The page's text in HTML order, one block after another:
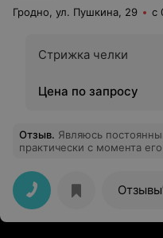
Гродно, ул. Пушкина, 29 с
Стрижка челки
Цена по запросу
Отзыв. Являюсь
практически с момента
замечательные сотрудники
Администраторы всегда
о комфорте клиента,
перезвонят, уточнят,
замениться с кем-то при
Отзывы